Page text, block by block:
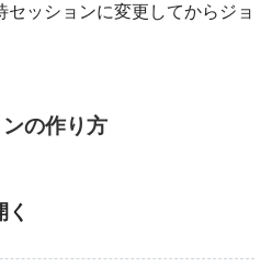
ッションに変更してからジョ
の作り方
く